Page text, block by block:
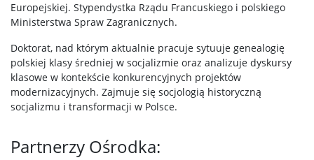
Europejskiej. Stypendystka Rządu Francuskiego i polskiego
Ministerstwa Spraw Zagranicznych.
Doktorat, nad którym aktualnie pracuje sytuuje genealogię
polskiej klasy średniej w socjalizmie oraz analizuje dyskursy
klasowe w kontekście konkurencyjnych projektów
modernizacyjnych. Zajmuje się socjologią historyczną
socjalizmu i transformacji w Polsce.
Partnerzy Ośrodka: